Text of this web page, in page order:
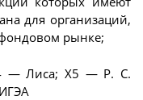
для организаций,
рынке;
— Лиса; Х5 — Р. С.